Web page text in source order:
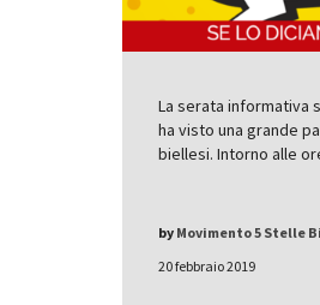
La serata informativa
ha visto una grande
biellesi. Intorno alle
20 febbraio 2019
by Movimento 5 Stelle